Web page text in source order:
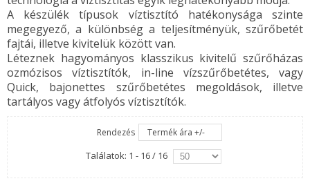
A készülék típusok víztisztító hatékonysága szinte
megegyező, a különbség a teljesítményük, szűrőbetét
fajtái, illetve kivitelük között van.
Léteznek hagyományos klasszikus kivitelű szűrőházas
ozmózisos víztisztítók, in-line vízszűrőbetétes, vagy
Quick, bajonettes szűrőbetétes megoldások, illetve
tartályos vagy átfolyós víztisztítók.
Rendezés Termék ára +/-
Találatok: 1 - 16 / 16